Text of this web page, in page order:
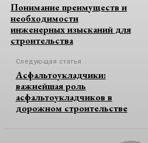
Понимание преимуществ и
необходимости
инженерных изысканий для
строительства
Следующая статья
Асфальтоукладчики:
важнейшая роль
асфальтоукладчиков в
дорожном строительстве